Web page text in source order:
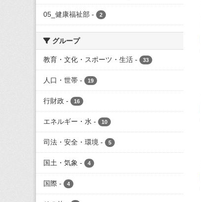
05_健康福祉部 - 2
グループ
教育・文化・スポーツ・生活 - 33
人口・世帯 - 19
行財政 - 16
エネルギー・水 - 10
司法・安全・環境 - 5
国土・気象 - 4
国際 - 4